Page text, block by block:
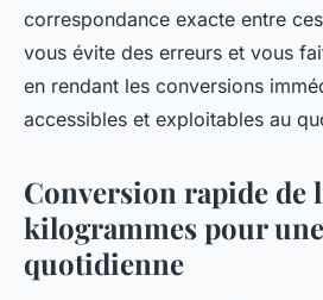
Julie•14 octobre 2025•3 min de
correspondance exacte entre
vous évite des erreurs et vous
en rendant les conversions
accessibles et exploitables au
Conversion rapide de
kilogrammes pour
quotidienne